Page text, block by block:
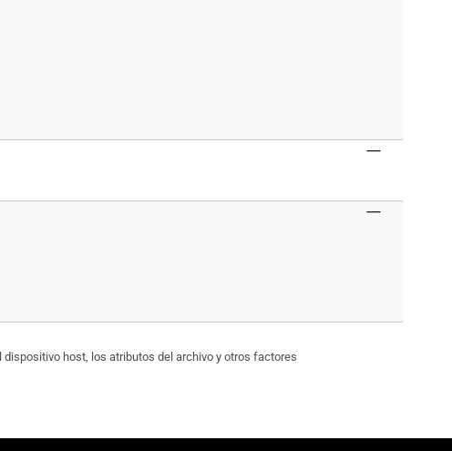
dispositivo host, los atributos del archivo y otros factores